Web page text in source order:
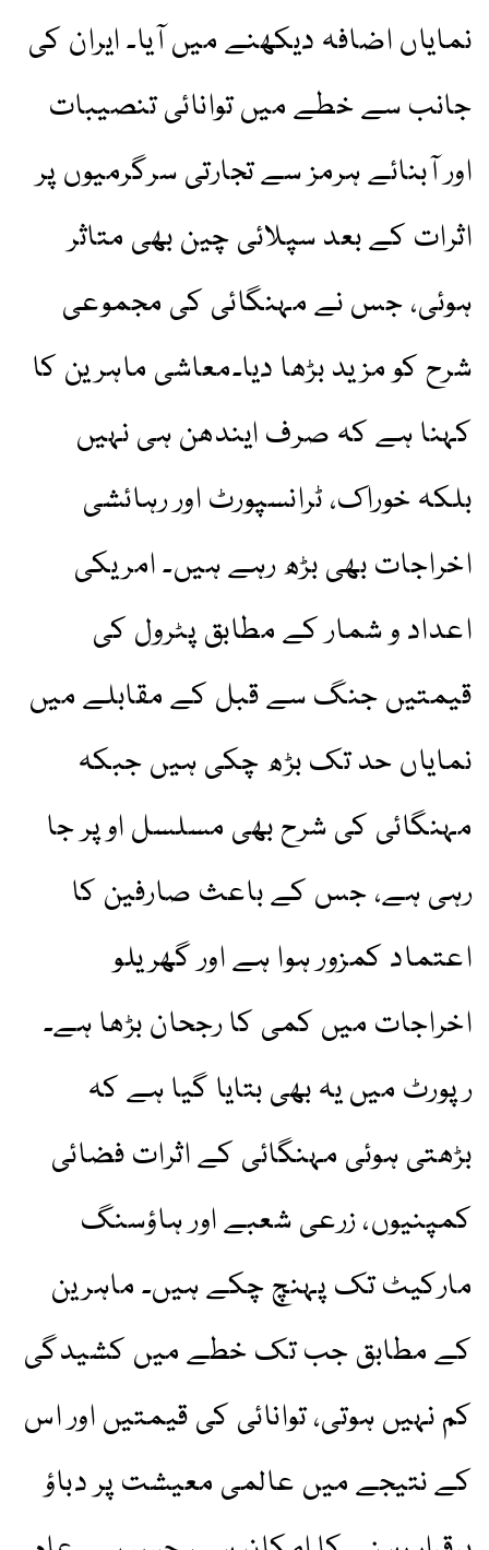
نمایاں اضافہ دیکھنے میں آیا۔ ایران کی
جانب سے خطے میں توانائی تنصیبات
اور آبنائے ہرمز سے تجارتی سرگرمیوں پر
اثرات کے بعد سپلائی چین بھی متاثر
ہوئی، جس نے مہنگائی کی مجموعی
شرح کو مزید بڑھا دیا۔معاشی ماہرین کا
کہنا ہے کہ صرف ایندھن ہی نہیں
بلکہ خوراک، ٹرانسپورٹ اور رہائشی
اخراجات بھی بڑھ رہے ہیں۔ امریکی
اعداد و شمار کے مطابق پٹرول کی
قیمتیں جنگ سے قبل کے مقابلے میں
نمایاں حد تک بڑھ چکی ہیں جبکہ
مہنگائی کی شرح بھی مسلسل اوپر جا
رہی ہے، جس کے باعث صارفین کا
اعتماد کمزور ہوا ہے اور گھریلو
اخراجات میں کمی کا رجحان بڑھا ہے۔
رپورٹ میں یہ بھی بتایا گیا ہے کہ
بڑھتی ہوئی مہنگائی کے اثرات فضائی
کمپنیوں، زرعی شعبے اور ہاؤسنگ
مارکیٹ تک پہنچ چکے ہیں۔ ماہرین
کے مطابق جب تک خطے میں کشیدگی
کم نہیں ہوتی، توانائی کی قیمتیں اور اس
کے نتیجے میں عالمی معیشت پر دباؤ